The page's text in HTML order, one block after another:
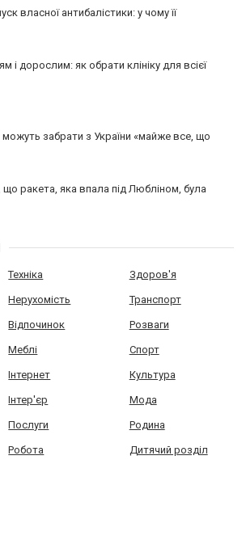
власної антибалістики: у чому її
і дорослим: як обрати клініку для всієї
забрати з України «майже все, що
ракета, яка впала під Любліном, була
Техніка Здоров'я
Нерухомість Транспорт
Відпочинок Розваги
Меблі Спорт
Інтернет Культура
Інтер'єр Мода
Послуги Родина
Робота Дитячий розділ